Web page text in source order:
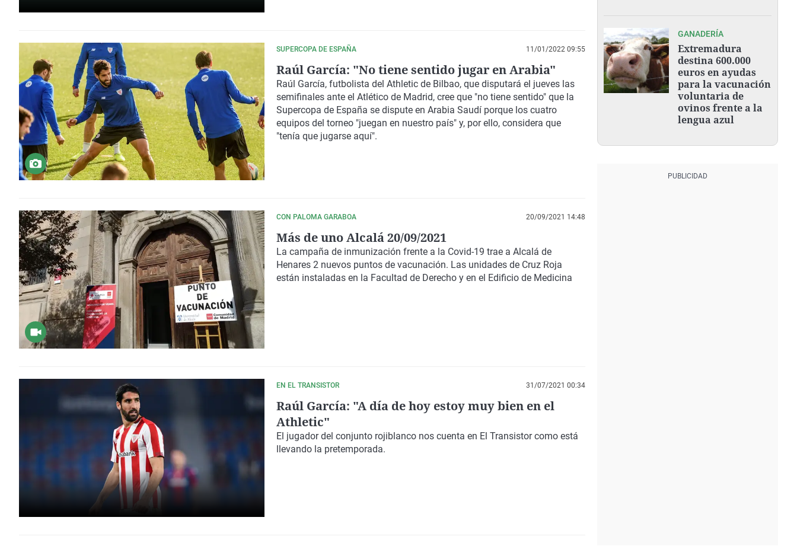
SUPERCOPA DE ESPAÑA 11/01/2022 09:55
Raúl García: "No tiene sentido jugar en Arabia"
Raúl García, futbolista del Athletic de Bilbao, que disputará el jueves las
semifinales ante el Atlético de Madrid, cree que "no tiene sentido" que la
Supercopa de España se dispute en Arabia Saudí porque los cuatro
equipos del torneo "juegan en nuestro país" y, por ello, considera que
"tenía que jugarse aquí".
CON PALOMA GARABOA 20/09/2021 14:48
Más de uno Alcalá 20/09/2021
La campaña de inmunización frente a la Covid-19 trae a Alcalá de
Henares 2 nuevos puntos de vacunación. Las unidades de Cruz Roja
están instaladas en la Facultad de Derecho y en el Edificio de Medicina
EN EL TRANSISTOR 31/07/2021 00:34
Raúl García: "A día de hoy estoy muy bien en el
Athletic"
El jugador del conjunto rojiblanco nos cuenta en El Transistor como está
llevando la pretemporada.
GANADERÍA
Extremadura
destina 600.000
euros en ayudas
para la vacunación
voluntaria de
ovinos frente a la
lengua azul